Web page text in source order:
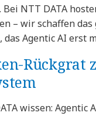
NTT DATA
– wir schaffen das
das Agentic AI erst
Rückgrat
wissen: Agentic